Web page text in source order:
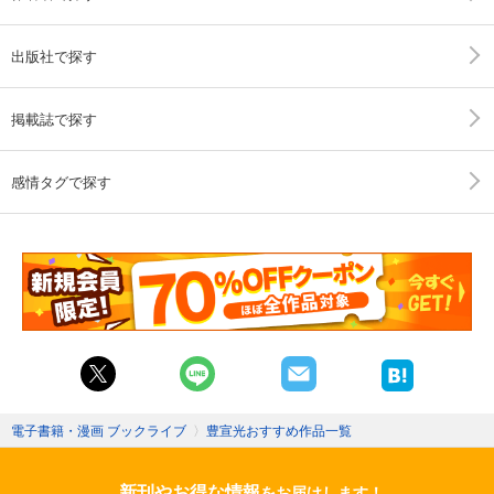
出版社で探す
掲載誌で探す
感情タグで探す
電子書籍・漫画 ブックライブ 〉 豊宣光おすすめ作品一覧